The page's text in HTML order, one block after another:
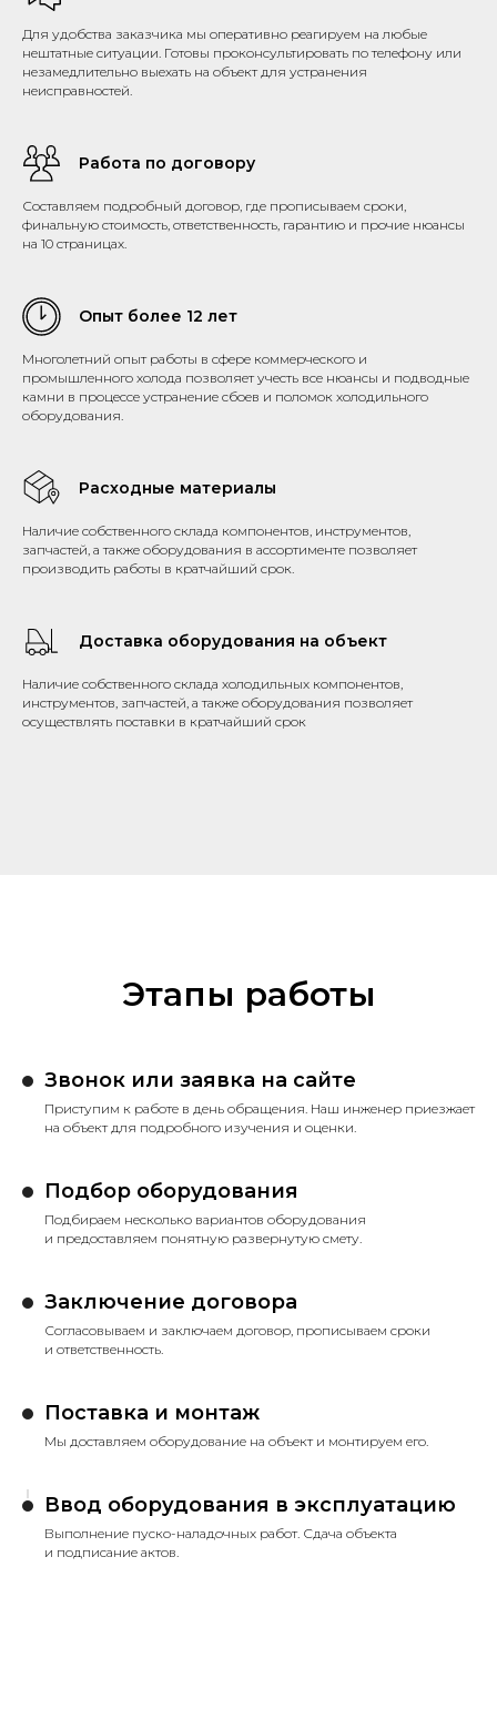
Для удобства заказчика мы оперативно реагируем на любые
нештатные ситуации. Готовы проконсультировать по телефону или
незамедлительно выехать на объект для устранения
неисправностей.
Работа по договору
Составляем подробный договор, где прописываем сроки,
финальную стоимость, ответственность, гарантию и прочие нюансы
на 10 страницах.
Опыт более 12 лет
Многолетний опыт работы в сфере коммерческого и
промышленного холода позволяет учесть все нюансы и подводные
камни в процессе устранение сбоев и поломок холодильного
оборудования.
Расходные материалы
Наличие собственного склада компонентов, инструментов,
запчастей, а также оборудования в ассортименте позволяет
производить работы в кратчайший срок.
Доставка оборудования на объект
Наличие собственного склада холодильных компонентов,
инструментов, запчастей, а также оборудования позволяет
осуществлять поставки в кратчайший срок
Этапы работы
Звонок или заявка на сайте
Приступим к работе в день обращения. Наш инженер приезжает
на объект для подробного изучения и оценки.
Подбор оборудования
Подбираем несколько вариантов оборудования
и предоставляем понятную развернутую смету.
Заключение договора
Согласовываем и заключаем договор, прописываем сроки
и ответственность.
Поставка и монтаж
Мы доставляем оборудование на объект и монтируем его.
Ввод оборудования в эксплуатацию
Выполнение пуско-наладочных работ. Сдача объекта
и подписание актов.